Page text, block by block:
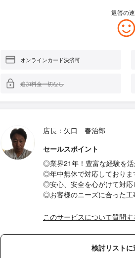
返答の
オンラインカード決済可
追加料金一切なし
店長：矢口 春治郎
セールスポイント
◎業界21年！豊富な経験を活
◎年中無休で対応しておりま
◎安心、安全を心がけて対応
◎お客様のニーズに合った工
このサービスについて質問す
検討リストに